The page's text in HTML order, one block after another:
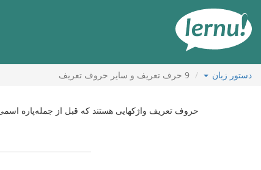
محتوا
دستور زبان 9 حرف تعریف و سایر حروف تعریف
حروف تعریف واژکهایی هستند که قبل از جمله‌پاره